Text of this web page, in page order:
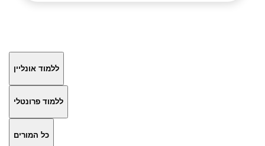
ללמוד אונליין
ללמוד פרונטלי
כל המורים